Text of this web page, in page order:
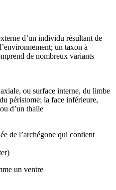
d’un individu résultant de
un taxon à
de nombreux variants
ou surface interne, du limbe
péristome; la face inférieure,
d’un thalle
de l’archégone qui contient
un ventre